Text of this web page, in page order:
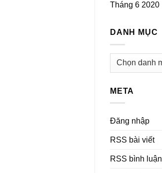
Tháng 6 2020
DANH MỤC
Danh
META
Đăng nhập
RSS bài viết
RSS bình luận